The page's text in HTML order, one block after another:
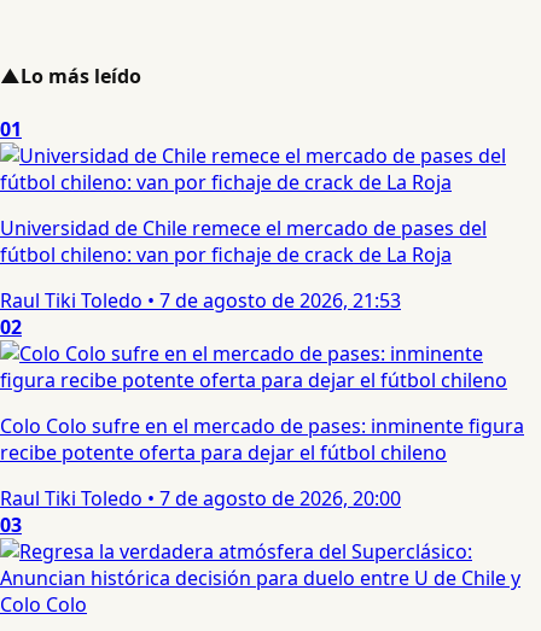
▲Lo más leído
01
Universidad de Chile remece el mercado de pases del
fútbol chileno: van por fichaje de crack de La Roja
Raul Tiki Toledo • 7 de agosto de 2026, 21:53
02
Colo Colo sufre en el mercado de pases: inminente figura
recibe potente oferta para dejar el fútbol chileno
Raul Tiki Toledo • 7 de agosto de 2026, 20:00
03